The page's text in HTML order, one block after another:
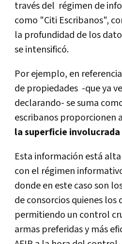
través del régimen de
como "Citi Escribanos",
la profundidad de los
se intensificó.
Por ejemplo, en
de propiedades -que ya
declarando- se suma
escribanos proporcionen
la superficie involucrada
Esta información está
con el régimen
donde en este caso son
de consorcios quienes los
permitiendo un control
armas preferidas y más